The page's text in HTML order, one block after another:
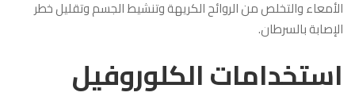
الأمعاء والتخلص من الروائح الكريهة وتنشيط الجسم وتقليل خطر
الإصابة بالسرطان.
استخدامات الكلوروفيل